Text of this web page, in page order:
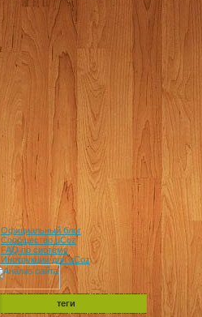
Официальный блог
Сообщество uCoz
FAQ по системе
Инструкции для uCoz
теги